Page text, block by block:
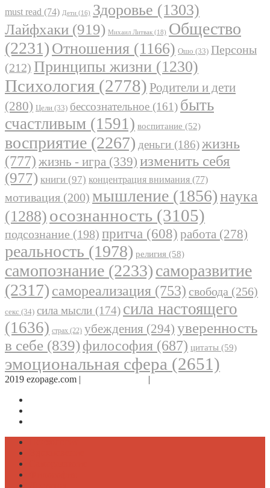
must read (74) Дети (16) Здоровье (1303)
Лайфхаки (919) Михаил Литвак (18) Общество
(2231) Отношения (1166) Ошо (33) Персоны
(212) Принципы жизни (1230)
Психология (2778) Родители и дети
(280) Цели (33) бессознательное (161) быть
счастливым (1591) воспитание (52)
восприятие (2267) деньги (186)жизнь
(777) жизнь - игра (339) изменить себя
(977) книги (97) концентрация внимания (77)
мотивация (200) мышление (1856)наука
(1288) осознанность (3105)
подсознание (198) притча (608) работа (278)
реальность (1978) религия (58)
самопознание (2233)саморазвитие
(2317) самореализация (753) свобода (256)
секс (34) сила мысли (174) сила настоящего
(1636) страх (22) убеждения (294) уверенность
в себе (839) философия (687) цитаты (59)
эмоциональная сфера (2651)
2019 ezopage.com | |